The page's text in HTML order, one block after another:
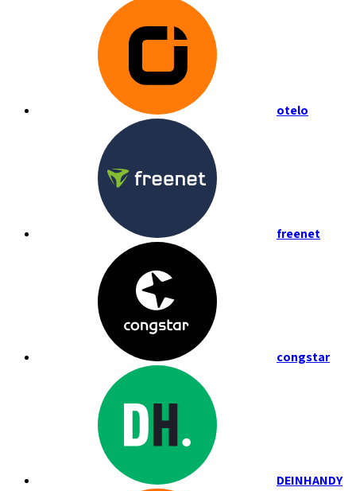
otelo
freenet
congstar
DEINHANDY